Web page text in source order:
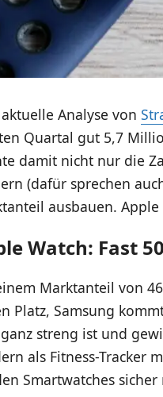
Analyse von
Quartal gut 5,7
damit nicht nur die
(dafür sprechen
ausbauen.
Watch: Fast
Marktanteil von
Platz, Samsung
streng ist und
als Fitness-Tracker
Smartwatches sicher